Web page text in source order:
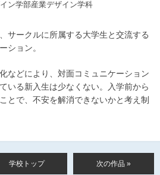
ン学部産業デザイン学科
サークルに所属する大学生と交流する
ション。
などにより、対面コミュニケーション
いる新入生は少なくない。入学前から
とで、不安を解消できないかと考え制
学校トップ 次の作品 »